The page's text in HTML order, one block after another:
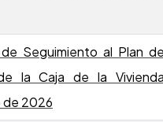
Seguimiento al Plan
la Caja de la
de 2026